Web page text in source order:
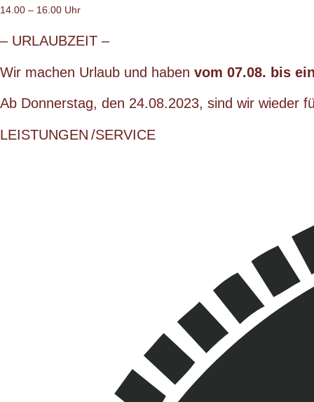
14.00 – 16.00 Uhr
– URLAUBZEIT –
Wir machen Urlaub und haben vom 07.08. bis
Ab Donnerstag, den 24.08.2023, sind wir wieder
LEISTUNGEN /SERVICE